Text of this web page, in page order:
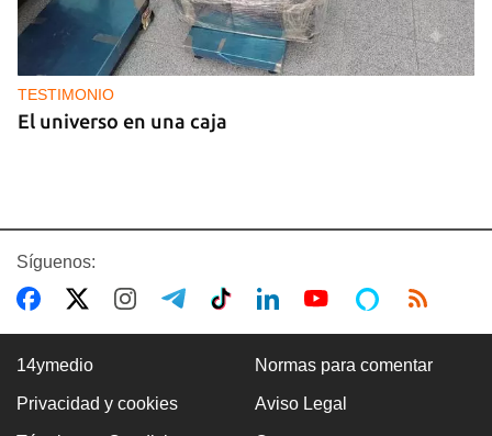
TESTIMONIO
El universo en una caja
Síguenos:
14ymedio Normas para comentar
Privacidad y cookies Aviso Legal